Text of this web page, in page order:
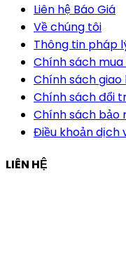
Liên hệ Báo Giá
Về chúng tôi
Thông tin pháp
Chính sách
Chính sách giao
Chính sách đổi
Chính sách bảo
Điều khoản dịch
LIÊN HỆ